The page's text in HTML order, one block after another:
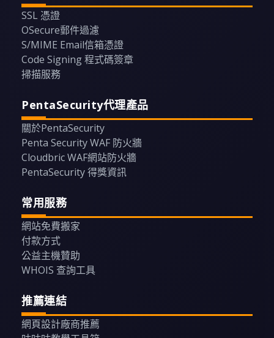
SSL 憑證
OSecure郵件過濾
S/MIME Email信箱憑證
Code Signing 程式碼簽章
掃描服務
PentaSecurity代理產品
關於PentaSecurity
Penta Security WAF 防火牆
Cloudbric WAF網站防火牆
PentaSecurity 得獎資訊
常用服務
網站免費搬家
付款方式
公益主機贊助
WHOIS 查詢工具
推薦連結
網頁設計廠商推薦